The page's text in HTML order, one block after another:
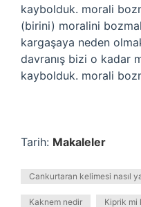
kaybolduk. morali
(birini) moralini
kargaşaya neden
davranış bizi o kadar
kaybolduk. morali
Tarih: Makaleler
Cankurtaran kelimesi nasıl
Kaknem nedir Kiprik mi